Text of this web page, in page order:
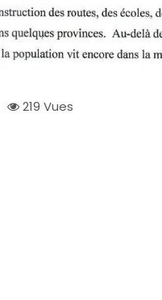
219 Vues